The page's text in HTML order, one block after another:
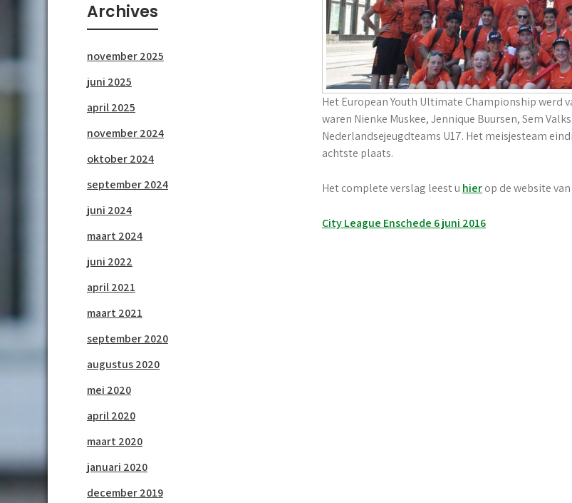
Het European Youth Ultimate Championship werd
waren Nienke Muskee, Jennique Buursen, Sem
Nederlandsejeugdteams U17. Het meisjesteam
achtste plaats.
Het complete verslag leest u hierop de website
Berichtnavigatie
City League Enschede 6 juni 2016
Archives
november 2025
juni 2025
april 2025
november 2024
oktober 2024
september 2024
juni 2024
maart 2024
juni 2022
april 2021
maart 2021
september 2020
augustus 2020
mei 2020
april 2020
maart 2020
januari 2020
december 2019